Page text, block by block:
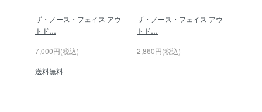
ザ・ノース・フェイス アウ
トド…
7,000円(税込)
送料無料
ザ・ノース・フェイス アウ
トド…
2,860円(税込)